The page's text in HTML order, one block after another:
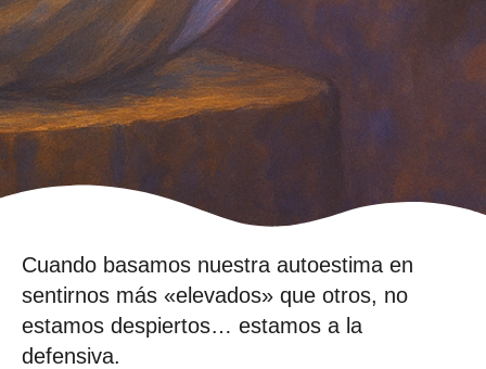
Cuando basamos nuestra autoestima en
sentirnos más «elevados» que otros, no
estamos despiertos… estamos a la
defensiva.